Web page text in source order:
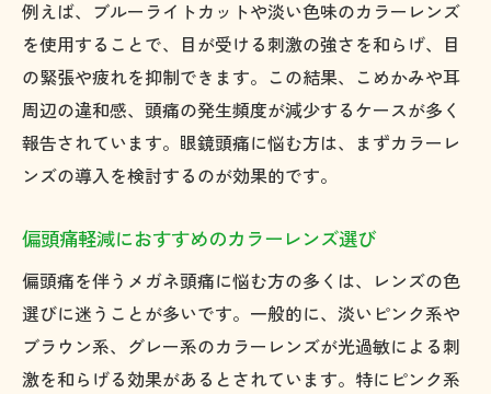
例えば、ブルーライトカットや淡い色味のカラーレンズ
を使用することで、目が受ける刺激の強さを和らげ、目
の緊張や疲れを抑制できます。この結果、こめかみや耳
周辺の違和感、頭痛の発生頻度が減少するケースが多く
報告されています。眼鏡頭痛に悩む方は、まずカラーレ
ンズの導入を検討するのが効果的です。
偏頭痛軽減におすすめのカラーレンズ選び
偏頭痛を伴うメガネ頭痛に悩む方の多くは、レンズの色
選びに迷うことが多いです。一般的に、淡いピンク系や
ブラウン系、グレー系のカラーレンズが光過敏による刺
激を和らげる効果があるとされています。特にピンク系